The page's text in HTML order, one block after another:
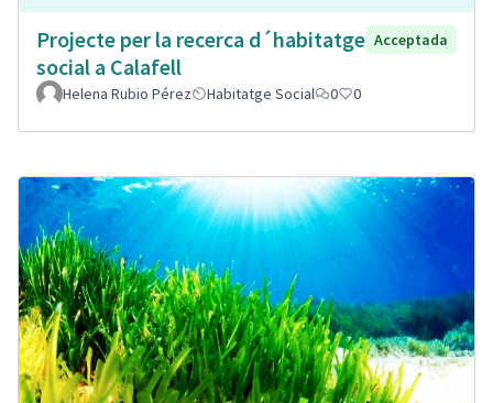
Projecte per la recerca d´habitatge
social a Calafell
Acceptada
Helena Rubio Pérez Habitatge Social 0 0